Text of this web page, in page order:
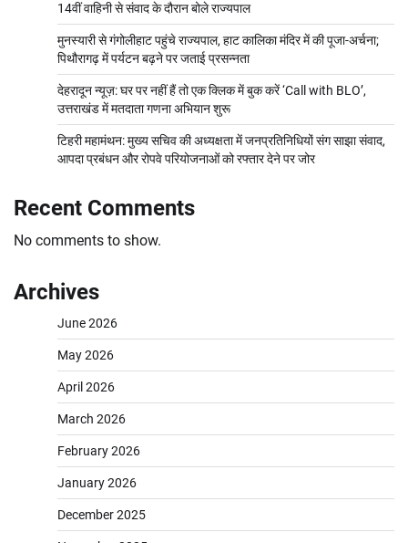
14वीं वाहिनी से संवाद के दौरान बोले राज्यपाल
मुनस्यारी से गंगोलीहाट पहुंचे राज्यपाल, हाट कालिका मंदिर में की पूजा-अर्चना;
पिथौरागढ़ में पर्यटन बढ़ने पर जताई प्रसन्नता
देहरादून न्यूज़: घर पर नहीं हैं तो एक क्लिक में बुक करें ‘Call with BLO’,
उत्तराखंड में मतदाता गणना अभियान शुरू
टिहरी महामंथन: मुख्य सचिव की अध्यक्षता में जनप्रतिनिधियों संग साझा संवाद,
आपदा प्रबंधन और रोपवे परियोजनाओं को रफ्तार देने पर जोर
Recent Comments
No comments to show.
Archives
June 2026
May 2026
April 2026
March 2026
February 2026
January 2026
December 2025